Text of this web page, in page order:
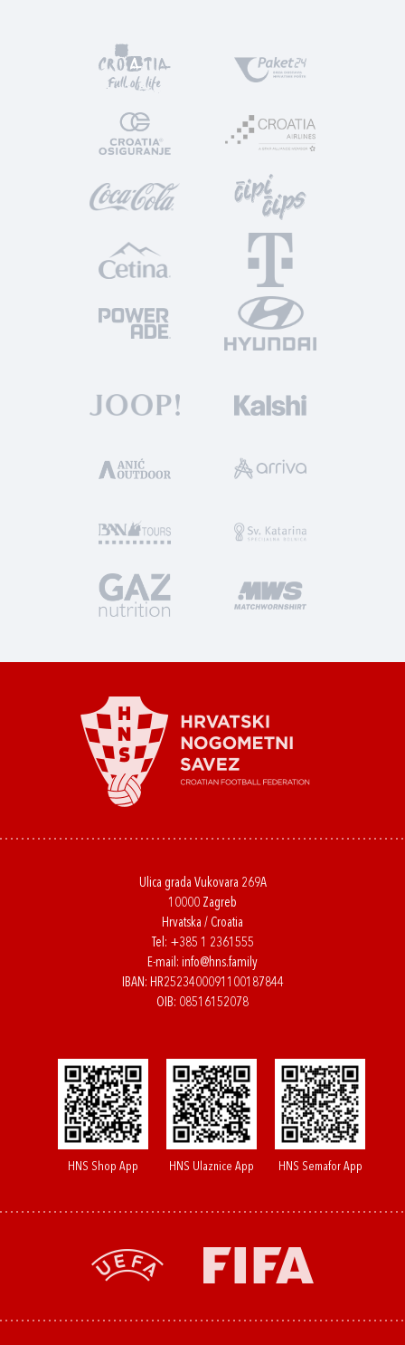
Ulica grada Vukovara 269A
10000 Zagreb
Hrvatska / Croatia
Tel: +385 1 2361555
E-mail: info@hns.family
IBAN: HR2523400091100187844
OIB: 08516152078
HNS Shop App HNS Ulaznice App HNS Semafor App